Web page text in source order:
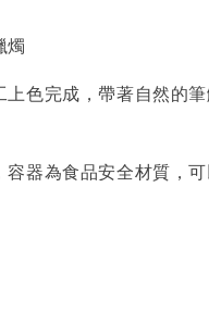
燭
上色完成，帶著自然的
器為食品安全材質，